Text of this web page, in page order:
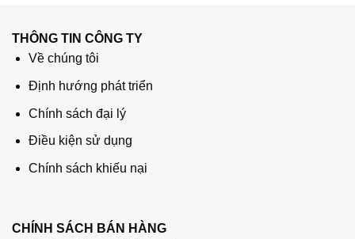
THÔNG TIN CÔNG TY
Về chúng tôi
Định hướng phát triển
Chính sách đại lý
Điều kiện sử dụng
Chính sách khiếu nại
CHÍNH SÁCH BÁN HÀNG